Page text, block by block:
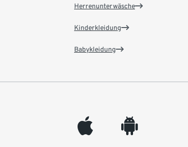
Herrenunterwäsche
Kinderkleidung
Babykleidung
appleinc android